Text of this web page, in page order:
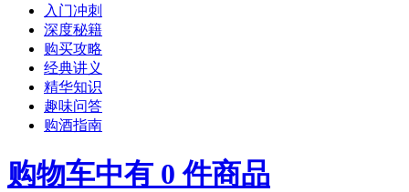
入门冲刺
深度秘籍
购买攻略
经典讲义
精华知识
趣味问答
购酒指南
购物车中有 0 件商品